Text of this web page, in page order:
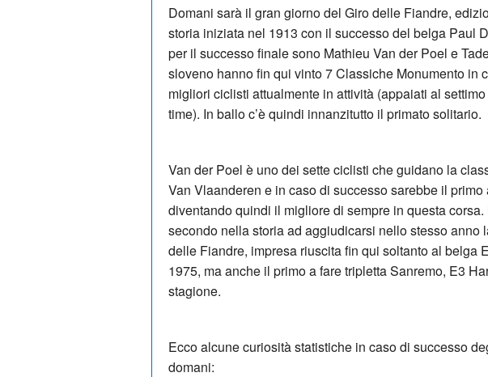
Domani sarà il gran giorno del Giro delle Fiandre,
storia iniziata nel 1913 con il successo del belga Paul
per il successo finale sono Mathieu Van der Poel e
sloveno hanno fin qui vinto 7 Classiche Monumento in
migliori ciclisti attualmente in attività (appaiati al
time). In ballo c’è quindi innanzitutto il primato solitario.
Van der Poel è uno dei sette ciclisti che guidano la
Van Vlaanderen e in caso di successo sarebbe il primo
diventando quindi il migliore di sempre in questa corsa.
secondo nella storia ad aggiudicarsi nello stesso anno
delle Fiandre, impresa riuscita fin qui soltanto al belga
1975, ma anche il primo a fare tripletta Sanremo, E3
stagione.
Ecco alcune curiosità statistiche in caso di successo
domani: